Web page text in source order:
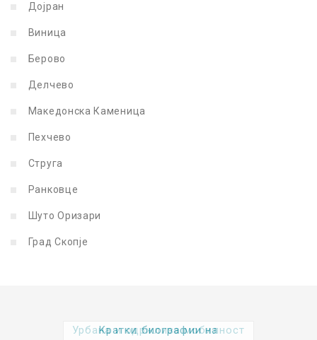
Дојран
Виница
Берово
Делчево
Македонска Каменица
Пехчево
Струга
Ранковце
Шуто Оризари
Град Скопје
Урбана и одржлива мобилност
Kратки биографии на